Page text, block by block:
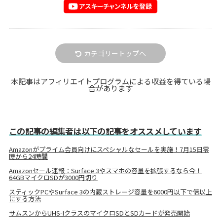
カテゴリートップへ
本記事はアフィリエイトプログラムによる収益を得ている場
合があります
この記事の編集者は以下の記事をオススメしています
Amazonがプライム会員向けにスペシャルなセールを実施！7月15日零
時から24時間
Amazonセール速報：Surface 3やスマホの容量を拡張するなら今！
64GBマイクロSDが3000円切り
スティックPCやSurface 3の内蔵ストレージ容量を6000円以下で倍以上
にする方法
サムスンからUHS-IクラスのマイクロSDとSDカードが発売開始